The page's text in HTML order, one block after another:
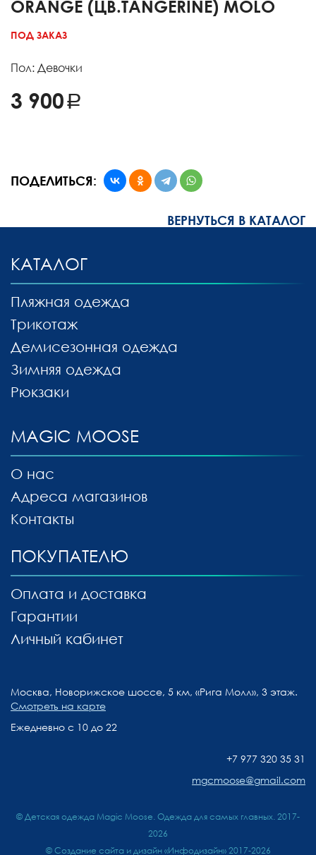
ORANGE (ЦВ.TANGERINE) MOLO
ПОД ЗАКАЗ
Пол: Девочки
3 900
ПОДЕЛИТЬСЯ:
ВЕРНУТЬСЯ В КАТАЛОГ
MAGIC MOOSE
О нас
Адреса магазинов
Контакты
КАТАЛОГ
Пляжная одежда
Трикотаж
Демисезонная одежда
Зимняя одежда
Рюкзаки
ПОКУПАТЕЛЮ
Оплата и доставка
Гарантии
Личный кабинет
Москва, Новорижское шоссе, 5 км, «Рига Молл», 3 этаж.
Смотреть на карте
Ежедневно с 10 до 22
+7 977 320 35 31
mgcmoose@gmail.com
© Детская одежда Magic Moose. Одежда для самых главных. 2017-
2026
© Создание сайта и дизайн «Инфодизайн»2017-2026